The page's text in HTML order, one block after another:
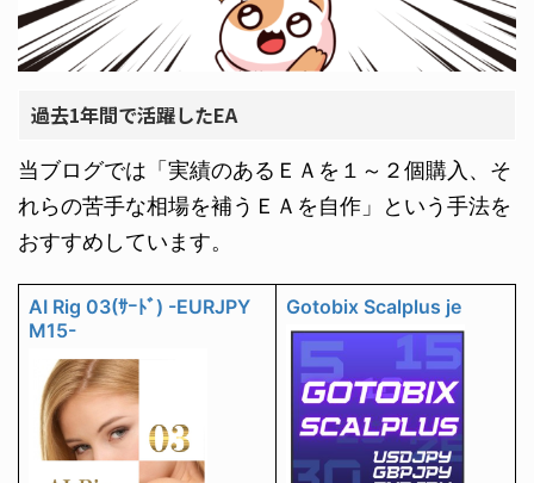
過去1年間で活躍したEA
当ブログでは「実績のあるＥＡを１～２個購入、そ
れらの苦手な相場を補うＥＡを自作」という手法を
おすすめしています。
AI Rig 03(ｻｰﾄﾞ) -EURJPY
M15-
Gotobix Scalplus je